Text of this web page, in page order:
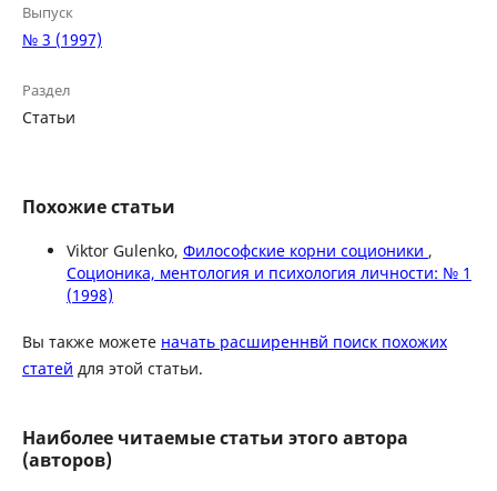
Выпуск
№ 3 (1997)
Раздел
Статьи
Похожие статьи
Viktor Gulenko, Философские корни соционики ,
Соционика, ментология и психология личности: № 1
(1998)
Вы также можете начать расширеннвй поиск похожих
статей для этой статьи.
Наиболее читаемые статьи этого автора
(авторов)